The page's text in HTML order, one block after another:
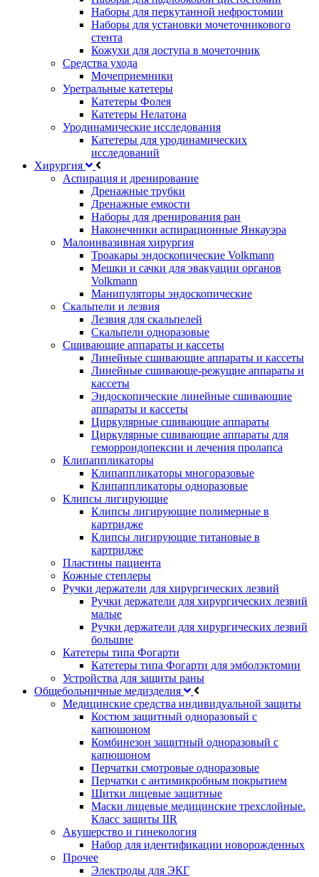
Наборы для перкутанной нефростомии
Наборы для установки мочеточникового
стента
Кожухи для доступа в мочеточник
Средства ухода
Мочеприемники
Уретральные катетеры
Катетеры Фолея
Катетеры Нелатона
Уродинамические исследования
Катетеры для уродинамических
исследований
Хирургия
Аспирация и дренирование
Дренажные трубки
Дренажные емкости
Наборы для дренирования ран
Наконечники аспирационные Янкауэра
Малоинвазивная хирургия
Троакары эндоскопические Volkmann
Мешки и сачки для эвакуации органов
Volkmann
Манипуляторы эндоскопические
Скальпели и лезвия
Лезвия для скальпелей
Скальпели одноразовые
Сшивающие аппараты и кассеты
Линейные сшивающие аппараты и кассеты
Линейные сшивающе-режущие аппараты и
кассеты
Эндоскопические линейные сшивающие
аппараты и кассеты
Циркулярные сшивающие аппараты
Циркулярные сшивающие аппараты для
геморроидопексии и лечения пролапса
Клипаппликаторы
Клипаппликаторы многоразовые
Клипаппликаторы одноразовые
Клипсы лигирующие
Клипсы лигирующие полимерные в
картридже
Клипсы лигирующие титановые в
картридже
Пластины пациента
Кожные степлеры
Ручки держатели для хирургических лезвий
Ручки держатели для хирургических лезвий
малые
Ручки держатели для хирургических лезвий
большие
Катетеры типа Фогарти
Катетеры типа Фогарти для эмболэктомии
Устройства для защиты раны
Общебольничные медизделия
Медицинские средства индивидуальной защиты
Костюм защитный одноразовый с
капюшоном
Комбинезон защитный одноразовый с
капюшоном
Перчатки смотровые одноразовые
Перчатки с антимикробным покрытием
Щитки лицевые защитные
Маски лицевые медицинские трехслойные.
Класс защиты IIR
Акушерство и гинекология
Набор для идентификации новорожденных
Прочее
Электроды для ЭКГ